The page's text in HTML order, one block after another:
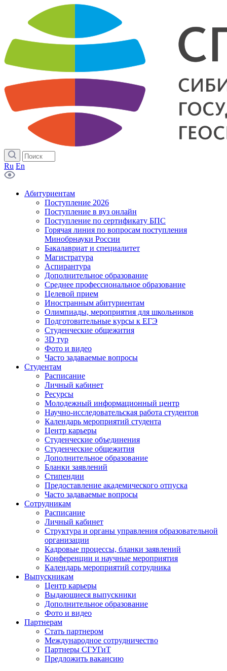
Ru En
Абитуриентам
Поступление 2026
Поступление в вуз онлайн
Поступление по сертификату БПС
Горячая линия по вопросам поступления
Минобрнауки России
Бакалавриат и специалитет
Магистратура
Аспирантура
Дополнительное образование
Среднее профессиональное образование
Целевой прием
Иностранным абитуриентам
Олимпиады, мероприятия для школьников
Подготовительные курсы к ЕГЭ
Студенческие общежития
3D тур
Фото и видео
Часто задаваемые вопросы
Студентам
Расписание
Личный кабинет
Ресурсы
Молодежный информационный центр
Научно-исследовательская работа студентов
Календарь мероприятий студента
Центр карьеры
Студенческие объединения
Студенческие общежития
Дополнительное образование
Бланки заявлений
Стипендии
Предоставление академического отпуска
Часто задаваемые вопросы
Сотрудникам
Расписание
Личный кабинет
Структура и органы управления образовательной
организации
Кадровые процессы, бланки заявлений
Конференции и научные мероприятия
Календарь мероприятий сотрудника
Выпускникам
Центр карьеры
Выдающиеся выпускники
Дополнительное образование
Фото и видео
Партнерам
Стать партнером
Международное сотрудничество
Партнеры СГУГиТ
Предложить вакансию